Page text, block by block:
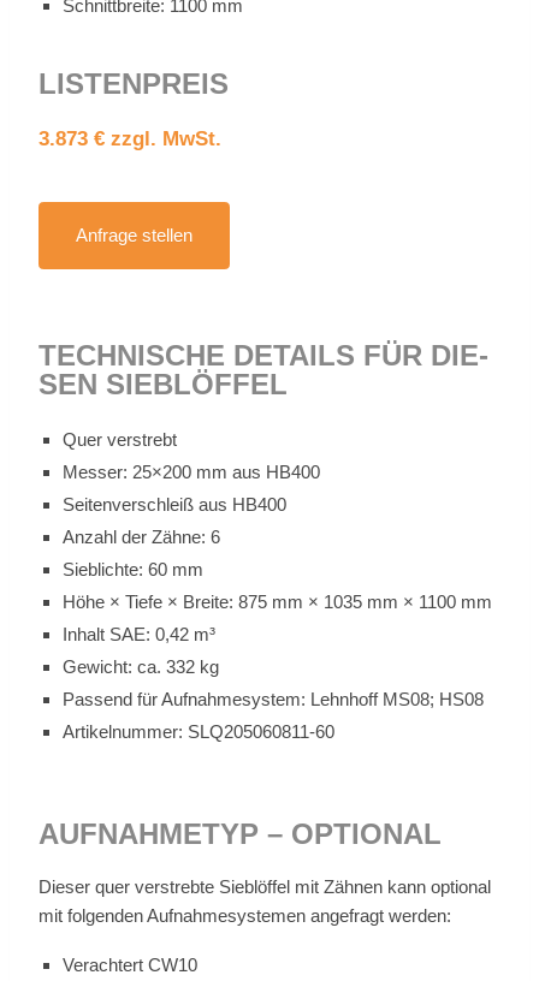
Schnitt­brei­te: 1100 mm
LIS­TEN­PREIS
3.873 € zzgl. MwSt.
An­fra­ge stel­len
TECH­NI­SCHE DE­TAILS FÜR DIE­
SEN SIEB­LÖF­FEL
Quer ver­strebt
Mes­ser: 25×200 mm aus HB400
Sei­ten­ver­schleiß aus HB400
An­zahl der Zäh­ne: 6
Sieb­lich­te: 60 mm
Höhe × Tie­fe × Brei­te: 875 mm × 1035 mm × 1100 mm
In­halt SAE: 0,42 m³
Ge­wicht: ca. 332 kg
Pas­send für Auf­nah­me­sys­tem: Lehn­hoff MS08; HS08
Ar­ti­kel­num­mer: SLQ205060811-60
AUF­NAH­ME­TYP – OP­TIO­NAL
Die­ser quer ver­streb­te Sieb­löf­fel mit Zäh­nen kann op­tio­nal
mit fol­gen­den Auf­nah­me­sys­te­men an­ge­fragt wer­den:
Ver­ach­tert CW10